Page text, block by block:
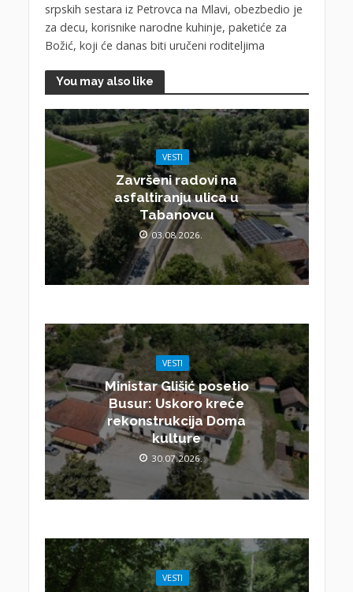
srpskih sestara iz Petrovca na Mlavi, obezbedio je
za decu, korisnike narodne kuhinje, paketiće za
Božić, koji će danas biti uručeni roditeljima
You may also like
VESTI
Završeni radovi na
asfaltiranju ulica u
Tabanovcu
03.08.2026.
VESTI
Ministar Glišić posetio
Busur: Uskoro kreće
rekonstrukcija Doma
kulture
30.07.2026.
VESTI